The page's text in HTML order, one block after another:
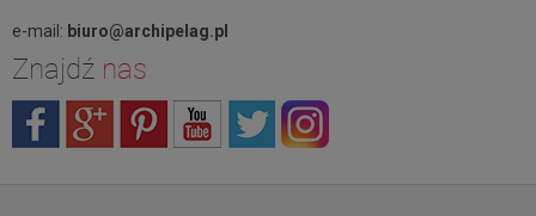
e-mail: biuro@archipelag.pl
Znajdź nas